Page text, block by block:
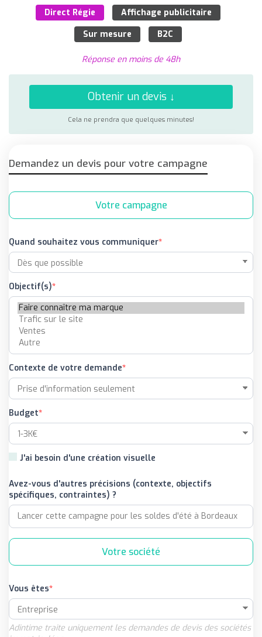
Direct Régie
Affichage publicitaire
Sur mesure
B2C
Réponse en moins de 48h
Obtenir un devis ↓
Cela ne prendra que quelques minutes!
Demandez un devis pour votre campagne
Votre campagne
Quand souhaitez vous communiquer
Objectif(s)
Contexte de votre demande
Budget
J'ai besoin d'une création visuelle
Avez-vous d'autres précisions (contexte, objectifs
spécifiques, contraintes) ?
Votre société
Vous êtes
Adintime traite uniquement les demandes de devis des sociétés